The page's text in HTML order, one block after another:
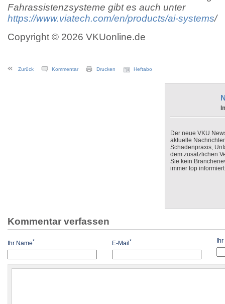
Fahrassistenzsysteme gibt es auch unter
https://www.viatech.com/en/products/ai-systems/
Copyright © 2026 VKUonline.de
Zurück Kommentar Drucken Heftabo
Der neue VKU
aktuelle
Schadenpraxis,
dem zusätzlichen
Sie kein
immer top
Kommentar verfassen
Ihr Name* E-Mail *